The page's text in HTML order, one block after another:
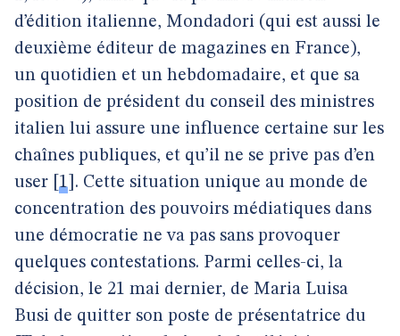
d’édition italienne, Mondadori (qui est aussi le
deuxième éditeur de magazines en France),
un quotidien et un hebdomadaire, et que sa
position de président du conseil des ministres
italien lui assure une influence certaine sur les
chaînes publiques, et qu’il ne se prive pas d’en
user 1 . Cette situation unique au monde de
concentration des pouvoirs médiatiques dans
une démocratie ne va pas sans provoquer
quelques contestations. Parmi celles-ci, la
décision, le 21 mai dernier, de Maria Luisa
Busi de quitter son poste de présentatrice du